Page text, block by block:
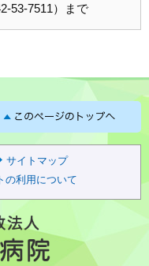
53-7511）まで
サイトマップ
の利用について